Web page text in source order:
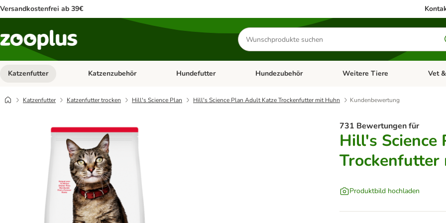
Versandkostenfrei ab 39€
Produkte
suchen
Katzenfutter Kategorie-Menü öffnen: Katzenfutter
Katzenzubehör Kategorie-Menü öffnen: Katzenzubehör
Hundefutter Kategorie-Menü öffnen: Hundefutter
Hundezubehör Kategorie-Menü öffnen:
Weitere Tiere Vet
Katzenfutter Katzenfutter trocken Hill's Science Plan Hill's Science Plan Adult Katze Trockenfutter mit Huhn Kundenbewertung
731 Bewertungen für
Hill's Science
Trockenfutter
Produktbild hochladen